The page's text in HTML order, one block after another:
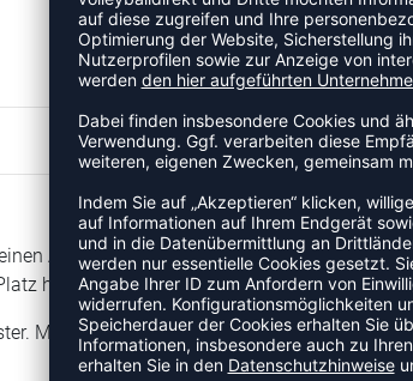
Artikel der Kategorie Leibchen an den
hat.
Material innen: 100% Polyester.